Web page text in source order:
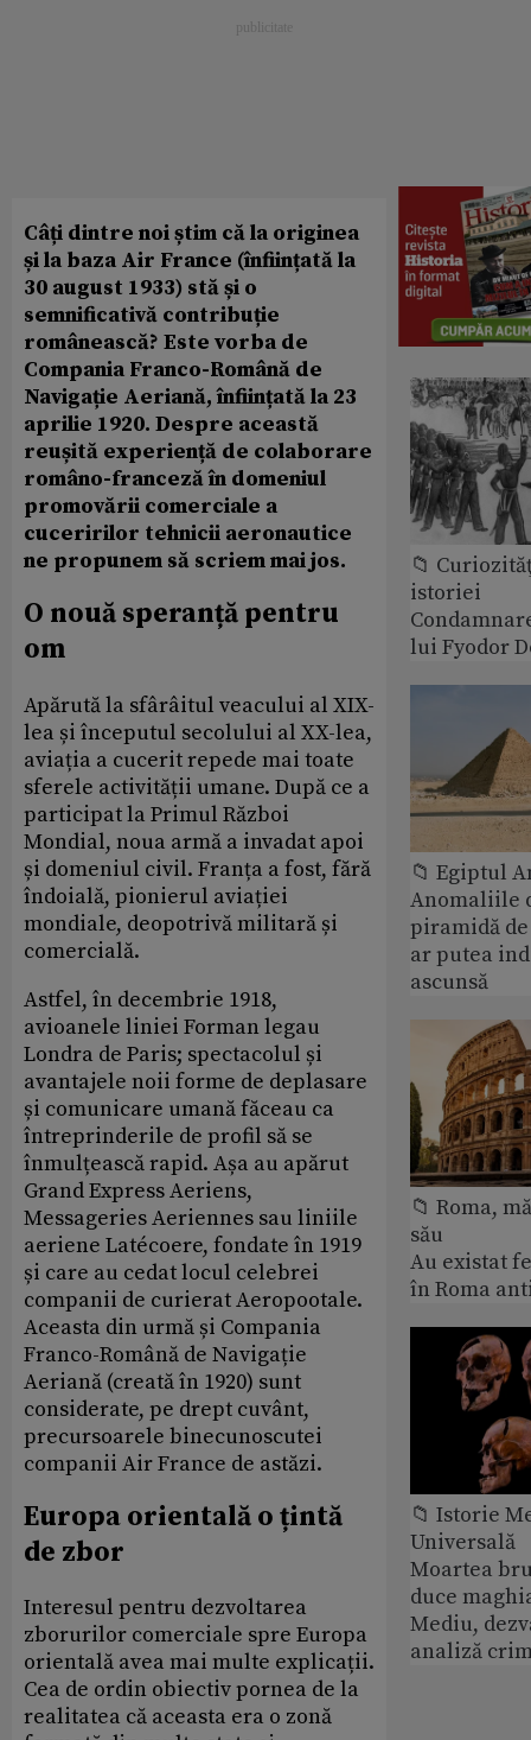
Câți dintre noi știm că la originea
și la baza Air France (înființată la
30 august 1933) stă și o
semnificativă contribuție
românească? Este vorba de
Compania Franco-Română de
Navigație Aeriană, înființată la 23
aprilie 1920. Despre această
reușită experiență de colaborare
româno-franceză în domeniul
promovării comerciale a
cuceririlor tehnicii aeronautice
ne propunem să scriem mai jos.
O nouă speranță pentru
om
Apărută la sfârâitul veacului al XIX-
lea și începutul secolului al XX-lea,
aviația a cucerit repede mai toate
sferele activității umane. După ce a
participat la Primul Război
Mondial, noua armă a invadat apoi
și domeniul civil. Franța a fost, fără
îndoială, pionierul aviației
mondiale, deopotrivă militară și
comercială.
Astfel, în decembrie 1918,
avioanele liniei Forman legau
Londra de Paris; spectacolul și
avantajele noii forme de deplasare
și comunicare umană făceau ca
întreprinderile de profil să se
înmulțească rapid. Așa au apărut
Grand Express Aeriens,
Messageries Aeriennes sau liniile
aeriene Latécoere, fondate în 1919
și care au cedat locul celebrei
companii de curierat Aeropootale.
Aceasta din urmă și Compania
Franco-Română de Navigație
Aeriană (creată în 1920) sunt
considerate, pe drept cuvânt,
precursoarele binecunoscutei
companii Air France de astăzi.
Europa orientală o țintă
de zbor
Interesul pentru dezvoltarea
zborurilor comerciale spre Europa
orientală avea mai multe explicații.
Cea de ordin obiectiv pornea de la
realitatea că aceasta era o zonă
📁
istoriei
lui Fyodor
📁 Egiptul
Anomaliile
piramidă
ar putea
ascunsă
📁 Roma,
său
Au existat
în Roma
📁 Istorie
Universală
Moartea
duce
Mediu,
analiză